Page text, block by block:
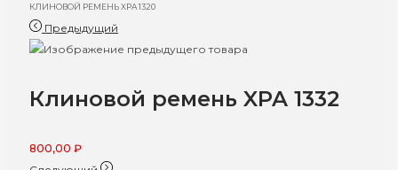
КЛИНОВОЙ РЕМЕНЬ XPA 1320
Предыдущий
Клиновой ремень XPA 1332
800,00 ₽